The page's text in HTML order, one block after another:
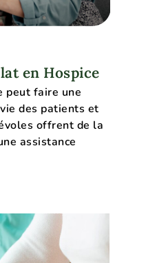
en Hospice
peut faire une
des patients et
offrent de la
assistance